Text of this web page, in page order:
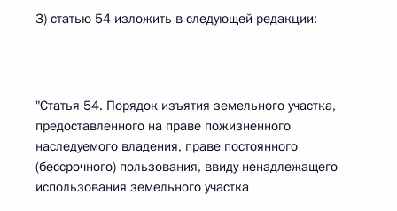
3) статью 54 изложить в следующей редакции:
"Статья 54. Порядок изъятия земельного участка,
предоставленного на праве пожизненного
наследуемого владения, праве постоянного
(бессрочного) пользования, ввиду ненадлежащего
использования земельного участка